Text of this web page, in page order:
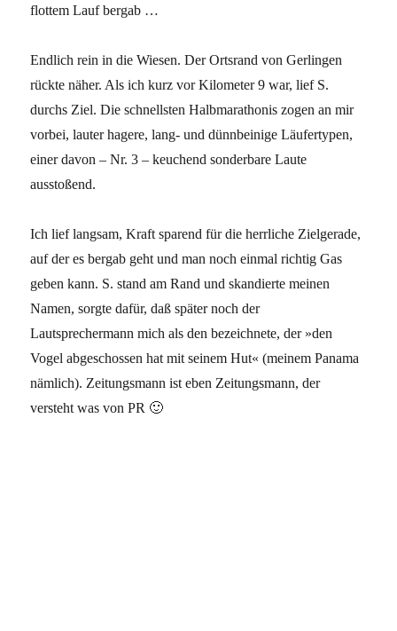
flottem Lauf bergab …
Endlich rein in die Wiesen. Der Ortsrand von Gerlingen
rückte näher. Als ich kurz vor Kilometer 9 war, lief S.
durchs Ziel. Die schnellsten Halbmarathonis zogen an mir
vorbei, lauter hagere, lang- und dünnbeinige Läufertypen,
einer davon – Nr. 3 – keuchend sonderbare Laute
ausstoßend.
Ich lief langsam, Kraft sparend für die herrliche Zielgerade,
auf der es bergab geht und man noch einmal richtig Gas
geben kann. S. stand am Rand und skandierte meinen
Namen, sorgte dafür, daß später noch der
Lautsprechermann mich als den bezeichnete, der »den
Vogel abgeschossen hat mit seinem Hut« (meinem Panama
nämlich). Zeitungsmann ist eben Zeitungsmann, der
versteht was von PR 🙂